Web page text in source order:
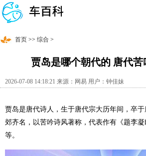
首页 >> 综合 >
贾岛是哪个朝代的 唐代苦
2026-07-08 14:18:21 来源：网易 用户：钟佳妹
贾岛是唐代诗人，生于唐代宗大历年间，卒
郊齐名，以苦吟诗风著称，代表作有《题李凝
等。